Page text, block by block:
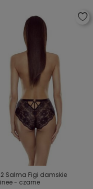
Salma Figi damskie
- czarne